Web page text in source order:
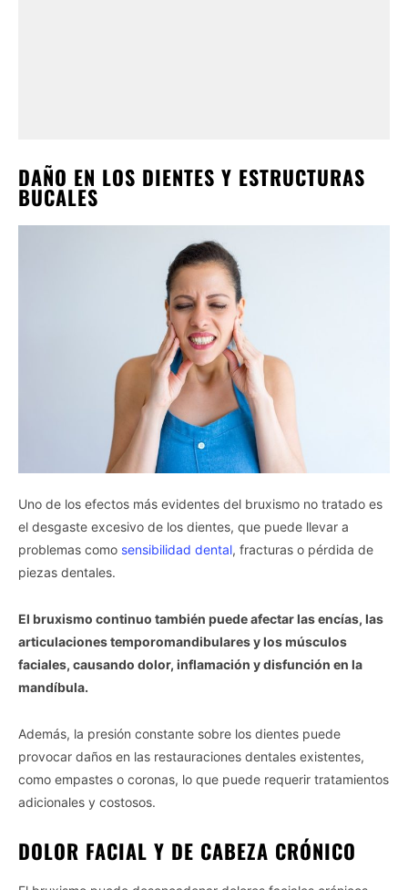
DAÑO EN LOS DIENTES Y ESTRUCTURAS
BUCALES
Uno de los efectos más evidentes del bruxismo no tratado es
el desgaste excesivo de los dientes, que puede llevar a
problemas como sensibilidad dental, fracturas o pérdida de
piezas dentales.
El bruxismo continuo también puede afectar las encías, las
articulaciones temporomandibulares y los músculos
faciales, causando dolor, inflamación y disfunción en la
mandíbula.
Además, la presión constante sobre los dientes puede
provocar daños en las restauraciones dentales existentes,
como empastes o coronas, lo que puede requerir tratamientos
adicionales y costosos.
DOLOR FACIAL Y DE CABEZA CRÓNICO